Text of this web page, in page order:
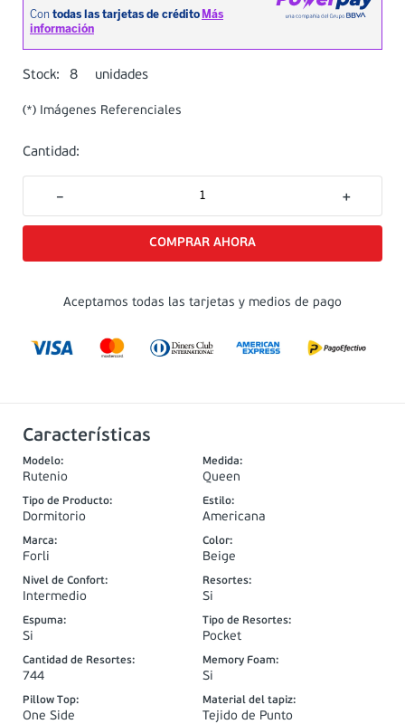
Stock: 8 unidades
(*) Imágenes Referenciales
Cantidad:
＋
－
Aceptamos todas las tarjetas y medios de pago
Características
Modelo:
Rutenio
Medida:
Queen
Tipo de Producto:
Dormitorio
Estilo:
Americana
Marca:
Forli
Color:
Beige
Nivel de Confort:
Intermedio
Resortes:
Si
Espuma:
Si
Tipo de Resortes:
Pocket
Cantidad de Resortes:
744
Memory Foam:
Si
Pillow Top:
One Side
Material del tapiz:
Tejido de Punto